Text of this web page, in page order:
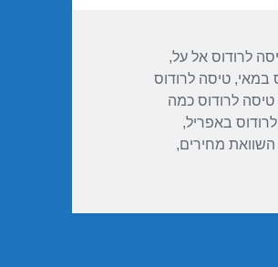
לרודוס אל על,
במאי,טיסה לרודוס
טיסה לרודוס כמה
באפריל,
השוואת מחירים,